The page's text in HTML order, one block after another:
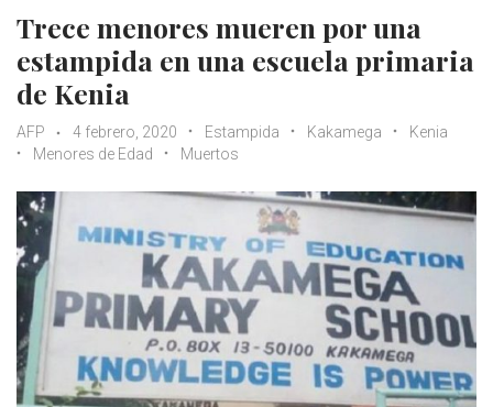
Trece menores mueren por una
estampida en una escuela primaria
de Kenia
AFP 4 febrero, 2020 Estampida Kakamega
Kenia
Menores de Edad
Muertos